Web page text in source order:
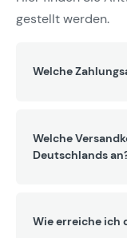
gestellt werden.
Welche
Welche
Deutschlands
Wie erreiche ich